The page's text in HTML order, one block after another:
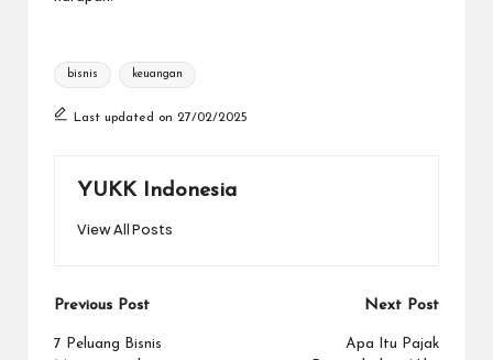
Tags:
bisnis keuangan
Last updated on 27/02/2025
YUKK Indonesia
View All Posts
Post
navigation
Previous Post
7 Peluang Bisnis
Next Post
Apa Itu Pajak